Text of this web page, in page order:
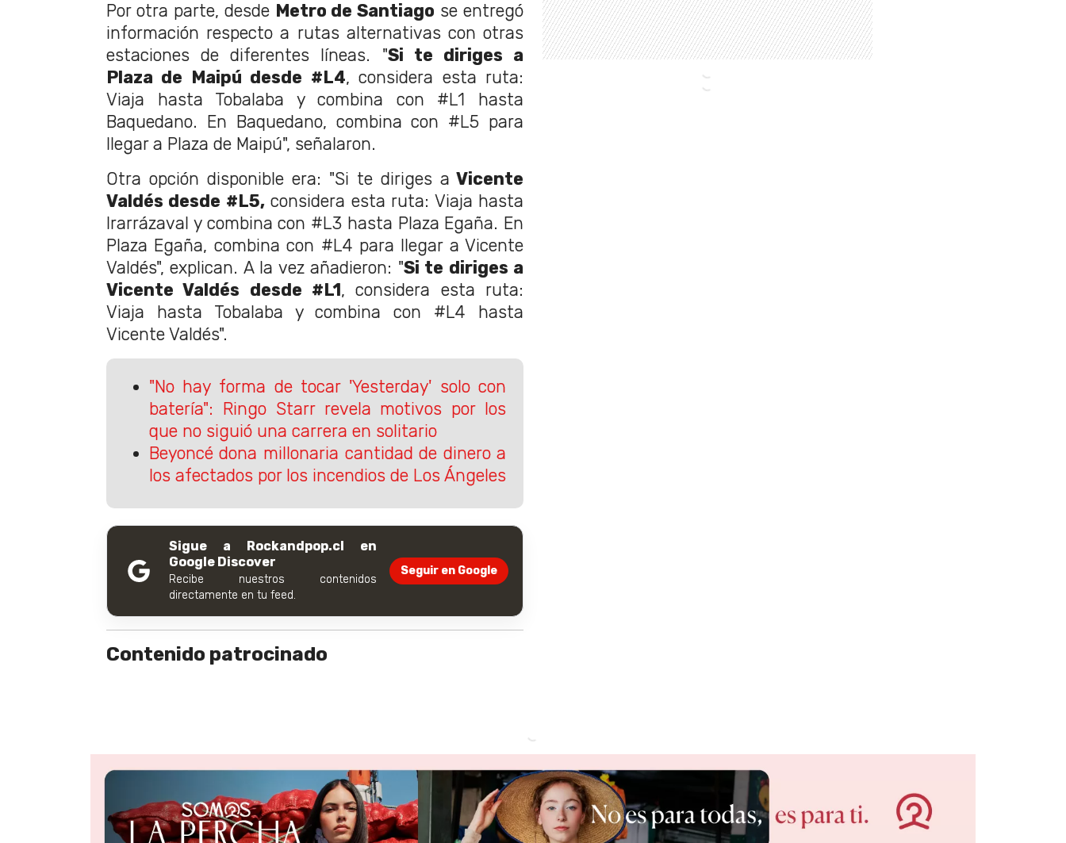
Por otra parte, desde Metro de Santiago se entregó
información respecto a rutas alternativas con otras
estaciones de diferentes líneas. "Si te diriges a
Plaza de Maipú desde #L4, considera esta ruta:
Viaja hasta Tobalaba y combina con #L1 hasta
Baquedano. En Baquedano, combina con #L5 para
llegar a Plaza de Maipú", señalaron.
Otra opción disponible era: "Si te diriges a Vicente
Valdés desde #L5,considera esta ruta: Viaja hasta
Irarrázaval y combina con #L3 hasta Plaza Egaña. En
Plaza Egaña, combina con #L4 para llegar a Vicente
Valdés", explican. A la vez añadieron: "Si te diriges a
Vicente Valdés desde #L1 , considera esta ruta:
Viaja hasta Tobalaba y combina con #L4 hasta
Vicente Valdés".
"No hay forma de tocar 'Yesterday' solo con
batería": Ringo Starr revela motivos por los
que no siguió una carrera en solitario
Beyoncé dona millonaria cantidad de dinero a
los afectados por los incendios de Los Ángeles
Sigue a Rockandpop.cl en
Google Discover
Recibe nuestros contenidos
directamente en tu feed.
Seguir en Google
Contenido patrocinado